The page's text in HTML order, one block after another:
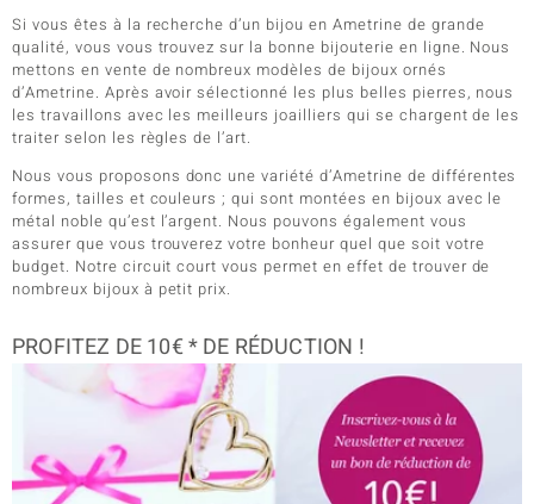
Si vous êtes à la recherche d’un bijou en Ametrine de grande
qualité, vous vous trouvez sur la bonne bijouterie en ligne. Nous
mettons en vente de nombreux modèles de bijoux ornés
d’Ametrine. Après avoir sélectionné les plus belles pierres, nous
les travaillons avec les meilleurs joailliers qui se chargent de les
traiter selon les règles de l’art.
Nous vous proposons donc une variété d’Ametrine de différentes
formes, tailles et couleurs ; qui sont montées en bijoux avec le
métal noble qu’est l’argent. Nous pouvons également vous
assurer que vous trouverez votre bonheur quel que soit votre
budget. Notre circuit court vous permet en effet de trouver de
nombreux bijoux à petit prix.
PROFITEZ DE 10€ * DE RÉDUCTION !